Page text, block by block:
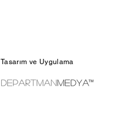
Tasarım ve Uygulama